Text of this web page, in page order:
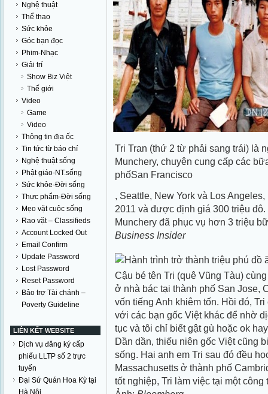
Nghệ thuật
Thể thao
Sức khỏe
Góc bạn đọc
Phim-Nhạc
Giải trí
Show Biz Việt
Thế giới
Video
Game
Video
Thông tin địa ốc
Tin tức từ báo chí
Nghệ thuật sống
Phật giáo-NT.sống
Sức khỏe-Đời sống
Thực phẩm-Đời sống
Mẹo vặt cuộc sống
Rao vặt – Classifieds
Account Locked Out
Email Confirm
Update Password
Lost Password
Reset Password
Bảo trợ Tài chánh –
Poverty Guideline
LIÊN KẾT WEBSITE
Dịch vụ đăng ký cấp
phiếu LLTP số 2 trực
tuyến
Đại Sứ Quán Hoa Kỳ tại
Hà Nội
Tri Tran (thứ 2 từ phải sang trái) là
Munchery, chuyên cung cấp các
phốSan Francisco
, Seattle, New York và Los
2011 và được định giá 300 triệu
Munchery đã phục vụ hơn 3 triệu
Business Insider
Cậu bé tên Tri (quê Vũng Tàu)
ở nhà bác tại thành phố San Jose,
vốn tiếng Anh khiêm tốn. Hồi đó,
với các bạn gốc Việt khác để nhờ
tục và tôi chỉ biết gật gù hoặc ok
Dần dần, thiếu niên gốc Việt cũng
sống. Hai anh em Tri sau đó đều
Massachusetts ở thành phố
tốt nghiệp, Tri làm việc tại một